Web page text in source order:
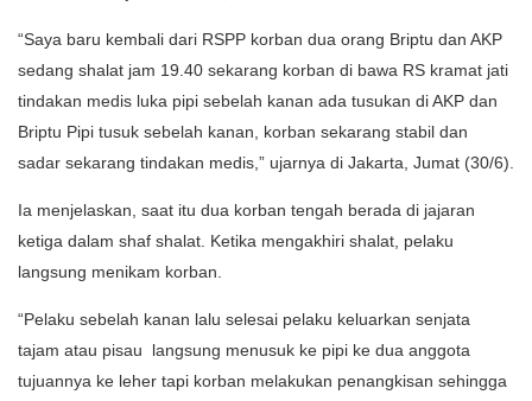
“Saya baru kembali dari RSPP korban dua orang Briptu dan AKP
sedang shalat jam 19.40 sekarang korban di bawa RS kramat jati
tindakan medis luka pipi sebelah kanan ada tusukan di AKP dan
Briptu Pipi tusuk sebelah kanan, korban sekarang stabil dan
sadar sekarang tindakan medis,” ujarnya di Jakarta, Jumat (30/6).
Ia menjelaskan, saat itu dua korban tengah berada di jajaran
ketiga dalam shaf shalat. Ketika mengakhiri shalat, pelaku
langsung menikam korban.
“Pelaku sebelah kanan lalu selesai pelaku keluarkan senjata
tajam atau pisau langsung menusuk ke pipi ke dua anggota
tujuannya ke leher tapi korban melakukan penangkisan sehingga